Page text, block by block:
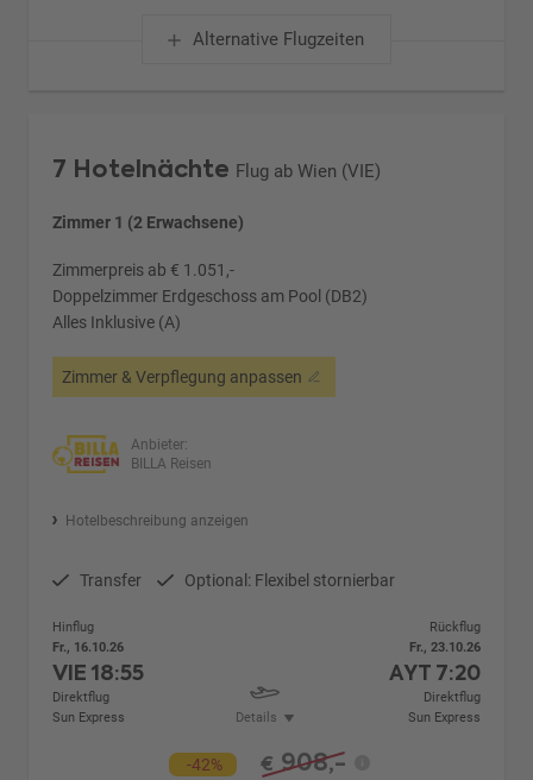
Alternative Flugzeiten
7 Hotelnächte Flug ab Wien (VIE)
Zimmer 1 (2 Erwachsene)
Zimmerpreis ab € 1.051,-
Doppelzimmer Erdgeschoss am Pool (DB2)
Alles Inklusive (A)
Zimmer & Verpflegung anpassen
Anbieter:
BILLA Reisen
Hotelbeschreibung anzeigen
Transfer Optional: Flexibel stornierbar
Hinflug
Fr., 16.10.26
VIE18:55
Direktflug
Sun Express
Details
Rückflug
Fr., 23.10.26
AYT 7:20
Direktflug
Sun Express
-42% € 908,-